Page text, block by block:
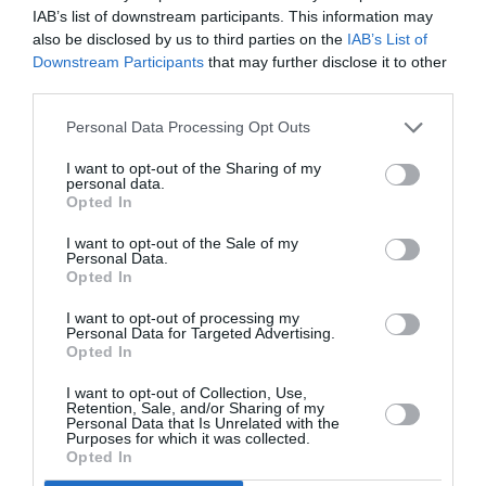
IAB’s list of downstream participants. This information may
also be disclosed by us to third parties on the IAB’s List of
Downstream Participants that may further disclose it to other
Personal Data Processing Opt Outs
I want to opt-out of the Sharing of my
personal data.
Opted In
I want to opt-out of the Sale of my
Personal Data.
Opted In
I want to opt-out of processing my
Personal Data for Targeted Advertising.
Opted In
I want to opt-out of Collection, Use,
Retention, Sale, and/or Sharing of my
Personal Data that Is Unrelated with the
Purposes for which it was collected.
Opted In
βεράντα ή ακόμα και να γουργουρίζουν στην
αγκαλιά σου, δεν μπορείς να μην τις φανταστείς
τον χειμώνα, ενώ λυσσομανάει ο άνεμος
ανάμεσα στα σπίτια που έχουν αδειάσει όπως
σενάριο, στα ελάχιστα μόνιμα κατοικημένα,
ανταποκρίνονται στο κάλεσμα των ενστίκτων
τους και να βγαίνουν ξανά στη φύση για κυνήγι.
Ειδικά για τις πιο καλοζωισμένες και καθαρές,
δεν μπορείς παρά να αναρωτηθείς πόσα άλλα
ονόματατους έχουν δώσει -Ασπρούλα, Άλμπα,
Λευκή, Χιονονιφάδα;- και αν ακούνε σεόλα
στοδικόσου.